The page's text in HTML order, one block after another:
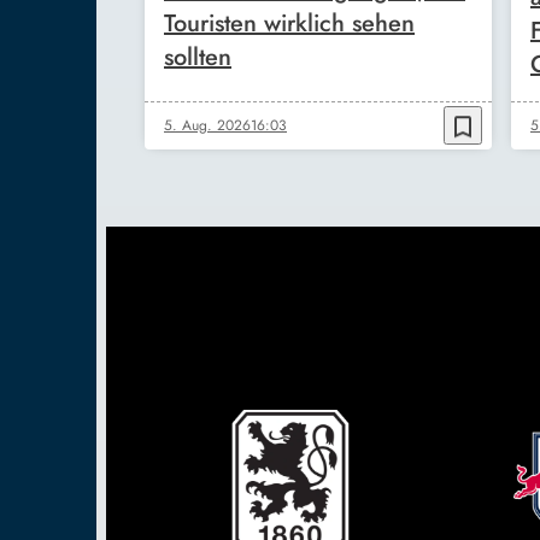
Touristen wirklich sehen
sollten
5. Aug. 202616:03 bookmark_border